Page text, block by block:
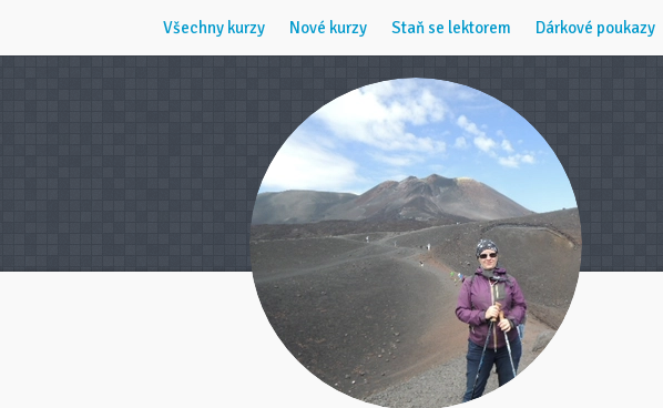
Všechny kurzy Nové kurzy Staň se lektorem Dárkové poukazy